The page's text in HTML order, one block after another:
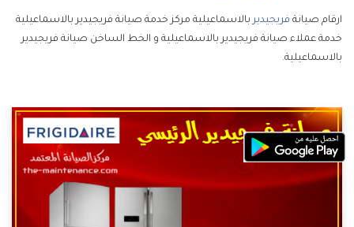
ارقام صيانة فريجيدير بالاسماعيلية مركز خدمة صيانة فريجيدير بالاسماعيلية
خدمة عملاء صيانة فريجيدير بالاسماعيلية و الخط الساخن صيانة فريجيدير
بالاسماعيلية.